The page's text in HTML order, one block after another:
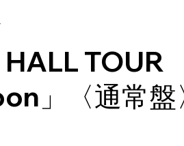
TOUR
」〈通常盤